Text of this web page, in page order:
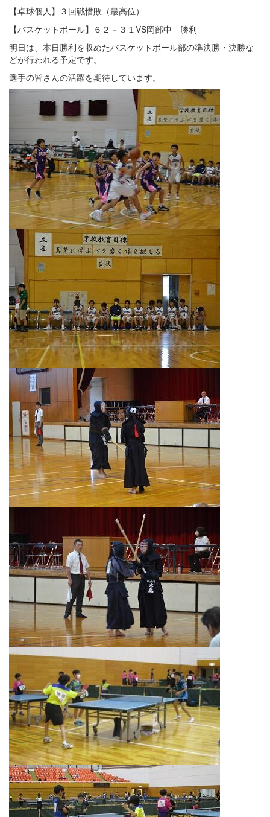
【卓球個人】３回戦惜敗（最高位）
【バスケットボール】６２－３１VS岡部中 勝利
明日は、本日勝利を収めたバスケットボール部の準決勝・決勝な
どが行われる予定です。
選手の皆さんの活躍を期待しています。